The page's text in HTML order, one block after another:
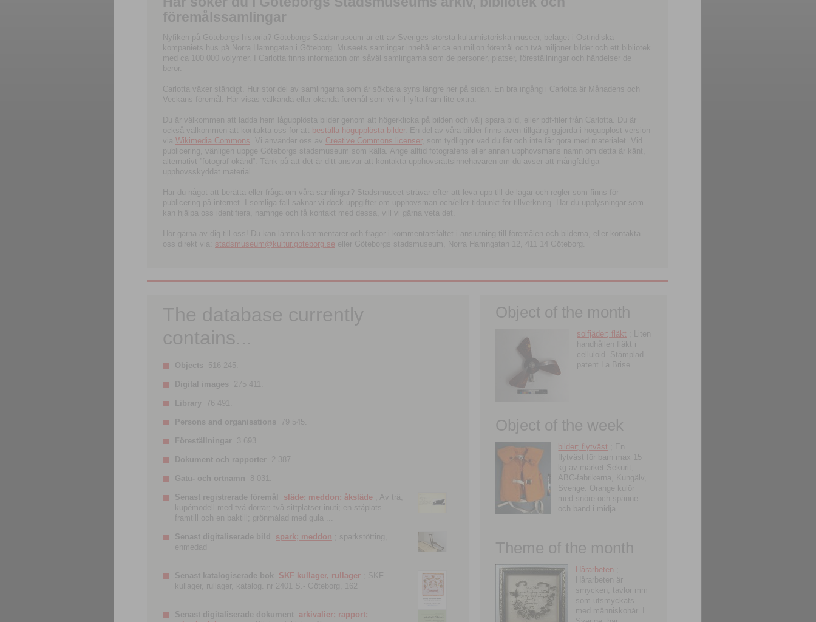
föremålssamlingar
Nyfiken på Göteborgs historia? Göteborgs Stadsmuseum är ett av Sveriges största kulturhistoriska museer, beläget i Ostindiska
kompaniets hus på Norra Hamngatan i Göteborg. Museets samlingar innehåller ca en miljon föremål och två miljoner bilder och ett bibliotek
med ca 100 000 volymer. I Carlotta finns information om såväl samlingarna som de personer, platser, föreställningar och händelser de
berör.
Carlotta växer ständigt. Hur stor del av samlingarna som är sökbara syns längre ner på sidan. En bra ingång i Carlotta är Månadens och
Veckans föremål. Här visas välkända eller okända föremål som vi vill lyfta fram lite extra.
Du är välkommen att ladda hem lågupplösta bilder genom att högerklicka på bilden och välj spara bild, eller pdf-filer från Carlotta. Du är
också välkommen att kontakta oss för att beställa högupplösta bilder. En del av våra bilder finns även tillgängliggjorda i högupplöst version
via Wikimedia Commons . Vi använder oss av Creative Commons licenser, som tydliggör vad du får och inte får göra med materialet. Vid
publicering, vänligen uppge Göteborgs stadsmuseum som källa. Ange alltid fotografens eller annan upphovsmans namn om detta är känt,
alternativt ”fotograf okänd”. Tänk på att det är ditt ansvar att kontakta upphovsrättsinnehavaren om du avser att mångfaldiga
upphovsskyddat material.
Har du något att berätta eller fråga om våra samlingar? Stadsmuseet strävar efter att leva upp till de lagar och regler som finns för
publicering på internet. I somliga fall saknar vi dock uppgifter om upphovsman och/eller tidpunkt för tillverkning. Har du upplysningar som
kan hjälpa oss identifiera, namnge och få kontakt med dessa, vill vi gärna veta det.
Hör gärna av dig till oss! Du kan lämna kommentarer och frågor i kommentarsfältet i anslutning till föremålen och bilderna, eller kontakta
oss direkt via: stadsmuseum@kultur.goteborg.se eller Göteborgs stadsmuseum, Norra Hamngatan 12, 411 14 Göteborg.
The database currently
contains...
Objects 516 245.
Digital images 275 411.
Library 76 491.
Persons and organisations 79 545.
Föreställningar 3 693.
Dokument och rapporter 2 387.
Gatu- och ortnamn 8 031.
Senast registrerade föremål släde; meddon; åksläde ; Av trä;
kupémodell med två dörrar; två sittplatser inuti; en ståplats
framtill och en baktill; grönmålad med gula ...
Senast digitaliserade bild spark; meddon ; sparkstötting,
enmedad
Senast katalogiserade bok SKF kullager, rullager ; SKF
kullager, rullager, katalog. nr 2401 S.- Göteborg, 162
Senast digitaliserade dokument arkivalier; rapport;
Object of the month
solfjäder; fläkt ; Liten
handhållen fläkt i
celluloid. Stämplad
patent La Brise.
Object of the week
bilder; flytväst ; En
flytväst för barn max 15
kg av märket Sekurit,
ABC-fabrikerna, Kungälv,
Sverige. Orange kulör
med snöre och spänne
och band i midja.
Theme of the month
Hårarbeten
Hårarbeten är
smycken, tavlor mm
som utsmyckats
med människohår. I